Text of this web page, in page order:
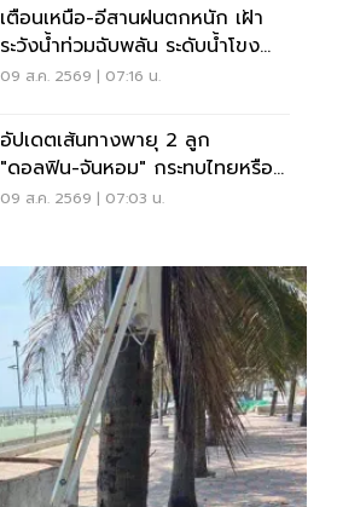
เตือนเหนือ-อีสานฝนตกหนัก เฝ้า
ระวังน้ำท่วมฉับพลัน ระดับน้ำโขง
เพิ่มสูง
09 ส.ค. 2569 | 07:16 น.
อัปเดตเส้นทางพายุ 2 ลูก
"ดอลฟิน-จันหอม" กระทบไทยหรือ
ไม่ เช็กเลย
09 ส.ค. 2569 | 07:03 น.